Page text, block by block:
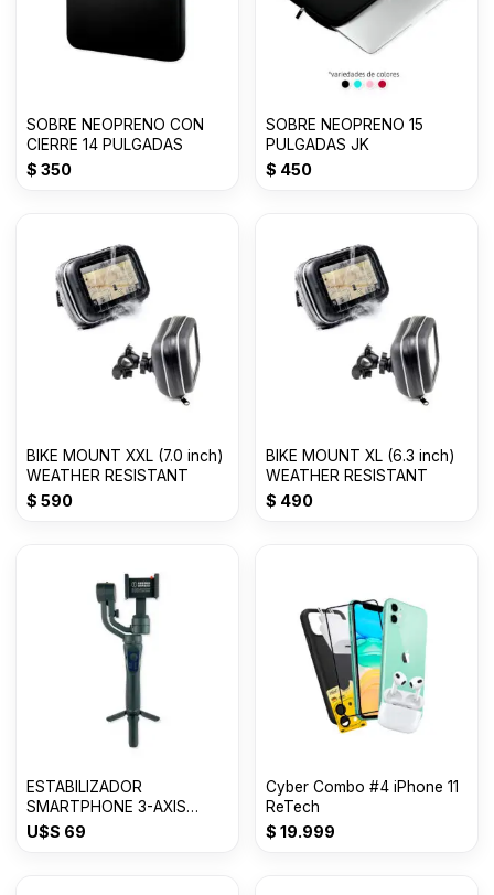
SOBRE NEOPRENO CON
CIERRE 14 PULGADAS
$ 350
SOBRE NEOPRENO 15
PULGADAS JK
$ 450
BIKE MOUNT XXL (7.0 inch)
WEATHER RESISTANT
$ 590
BIKE MOUNT XL (6.3 inch)
WEATHER RESISTANT
$ 490
ESTABILIZADOR
SMARTPHONE 3-AXIS
iOS/Ready
U$S 69
Cyber Combo #4 iPhone 11
ReTech
$ 19.999